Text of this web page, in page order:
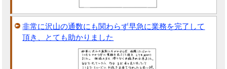
非常に沢山の通数にも関わらず早急に業務を完了して
頂き、とても助かりました